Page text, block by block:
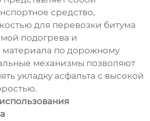
средство,
для перевозки битума
подогрева и
по дорожному
механизмы позволяют
укладку асфальта с высокой